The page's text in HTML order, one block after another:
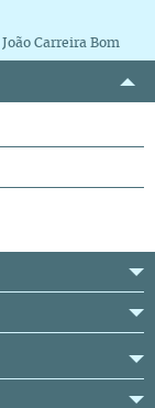
João Carreira Bom